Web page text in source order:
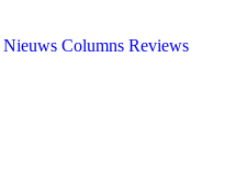
Nieuws Columns Reviews